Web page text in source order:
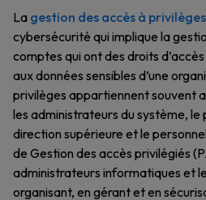
La gestion des accès à privilèges
cybersécurité qui implique la
comptes qui ont des droits
aux données sensibles d’une
privilèges appartiennent souvent
les administrateurs du système,
direction supérieure et le
de Gestion des accès privilégiés
administrateurs informatiques et
organisant, en gérant et en